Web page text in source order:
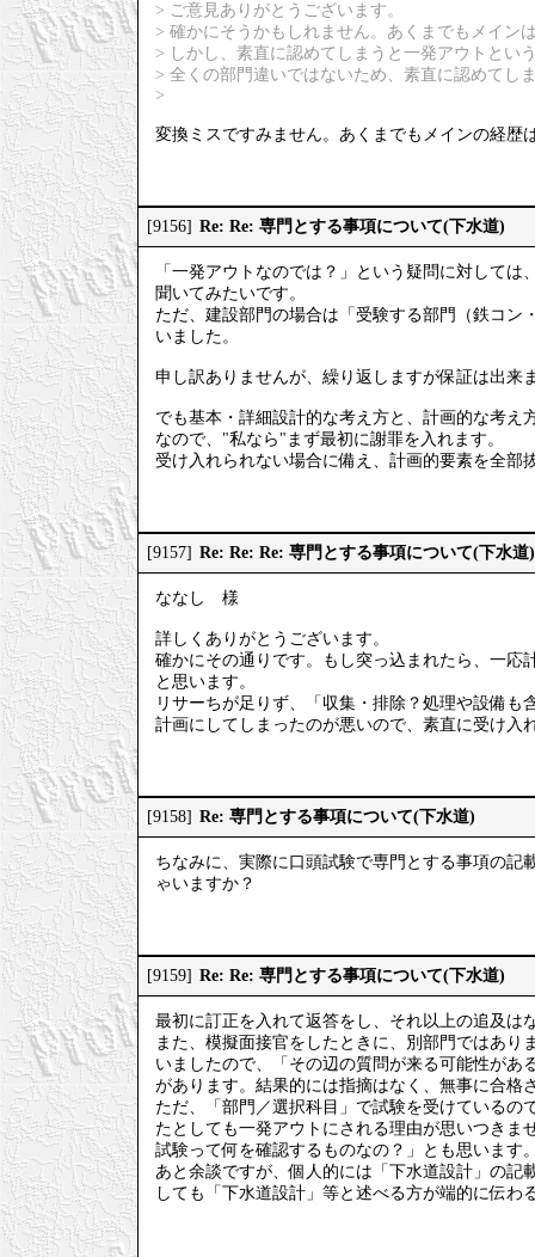
> ご意見ありがとうございます。
> 確かにそうかもしれません。あくまでもメイン
> しかし、素直に認めてしまうと一発アウトとい
> 全くの部門違いではないため、素直に認めてし
>
変換ミスですみません。あくまでもメインの経歴
[9156] Re: Re: 専門とする事項について(下水道)
「一発アウトなのでは？」という疑問に対して
聞いてみたいです。
ただ、建設部門の場合は「受験する部門（鉄コン
いました。
申し訳ありませんが、繰り返しますが保証は出来
でも基本・詳細設計的な考え方と、計画的な考
なので、"私なら"まず最初に謝罪を入れます。
受け入れられない場合に備え、計画的要素を全部
[9157] Re: Re: Re: 専門とする事項について(下水道)
ななし 様
詳しくありがとうございます。
確かにその通りです。もし突っ込まれたら、一応
と思います。
リサーちが足りず、「収集・排除？処理や設備
計画にしてしまったのが悪いので、素直に受け入
[9158] Re: 専門とする事項について(下水道)
ちなみに、実際に口頭試験で専門とする事項の
ゃいますか？
[9159] Re: Re: 専門とする事項について(下水道)
最初に訂正を入れて返答をし、それ以上の追及は
また、模擬面接官をしたときに、別部門ではあ
いましたので、「その辺の質問が来る可能性が
があります。結果的には指摘はなく、無事に合格
ただ、「部門／選択科目」で試験を受けている
たとしても一発アウトにされる理由が思いつき
試験って何を確認するものなの？」とも思います
あと余談ですが、個人的には「下水道設計」の記
しても「下水道設計」等と述べる方が端的に伝わ